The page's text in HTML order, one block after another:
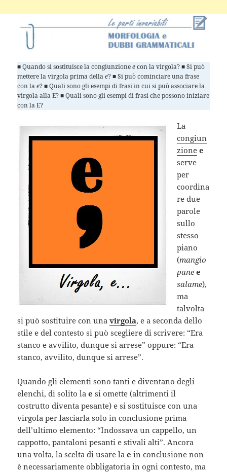
■ Quando si sostituisce la congiunzioneecon la virgola? ■ Si può
mettere la virgola prima dellae? ■ Si può cominciare una frase
con lae? ■ Quali sono gli esempi di frasi in cui si può associare la
virgola alla E? ■ Quali sono gli esempi di frasi che possono iniziare
con la E?
La
congiun
zione e
serve
per
coordina
re due
parole
sullo
stesso
piano
(mangio
panee
salame),
ma
talvolta
si può sostituire con unavirgola, e a seconda dello
stile e del contesto si può scegliere di scrivere: “Era
stanco e avvilito, dunque si arrese” oppure: “Era
stanco, avvilito, dunque si arrese”.
Quando gli elementi sono tanti e diventano degli
elenchi, di solito lae si omette (altrimenti il
costrutto diventa pesante) e si sostituisce con una
virgola per lasciarla solo in conclusione prima
dell’ultimo elemento: “Indossava un cappello, un
cappotto, pantaloni pesanti e stivali alti”. Ancora
una volta, la scelta di usare lae in conclusione non
è necessariamente obbligatoria in ogni contesto, ma